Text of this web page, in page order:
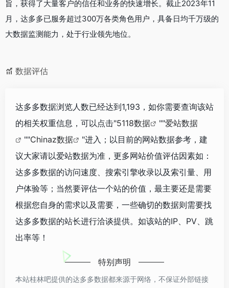
旨，获得了大量客户的信任和业务的快速增长。截止2023年11
月，达多多已服务超过300万各类角色用户，具备日均千万级的
大数据监测能力，处于行业领先地位。
数据评估
达多多数据浏览人数已经达到1,193，如你需要查询该站
的相关权重信息，可以点击"5118数据 ""爱站数据
""Chinaz数据
"进入；以目前的网站数据参考，建
议大家请以爱站数据为准，更多网站价值评估因素如：
达多多数据的访问速度、搜索引擎收录以及索引量、用
户体验等；当然要评估一个站的价值，最主要还是需要
根据您自身的需求以及需要，一些确切的数据则需要找
达多多数据的站长进行洽谈提供。如该站的IP、PV、跳
出率等！
特别声明
本站桂林吧提供的达多多数据都来源于网络，不保证外部链接